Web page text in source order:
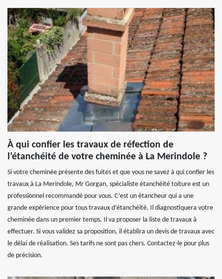
À qui confier les travaux de réfection de
l’étanchéité de votre cheminée à La Merindole ?
Si votre cheminée présente des fuites et que vous ne savez à qui confier les
travaux à La Merindole, Mr Gorgan, spécialiste étanchéité toiture est un
professionnel recommandé pour vous. C’est un étancheur qui a une
grande expérience pour tous travaux d’étanchéité. Il diagnostiquera votre
cheminée dans un premier temps. Il va proposer la liste de travaux à
effectuer. Si vous validez sa proposition, il établira un devis de travaux avec
le délai de réalisation. Ses tarifs ne sont pas chers. Contactez-le pour plus
de précision.